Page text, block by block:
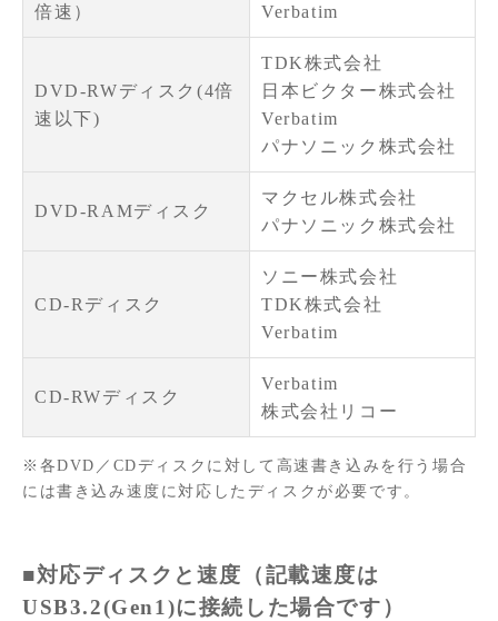
倍速）
Verbatim
DVD-RWディスク(4倍
速以下)
TDK株式会社
日本ビクター株式会社
Verbatim
パナソニック株式会社
DVD-RAMディスク
マクセル株式会社
パナソニック株式会社
CD-Rディスク
ソニー株式会社
TDK株式会社
Verbatim
CD-RWディスク
Verbatim
株式会社リコー
※各DVD／CDディスクに対して高速書き込みを行う場合
には書き込み速度に対応したディスクが必要です。
■対応ディスクと速度（記載速度は
USB3.2(Gen1)に接続した場合です）